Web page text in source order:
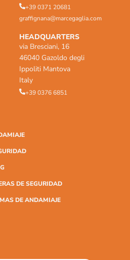
+39 0371 20681
graffignana@marcegaglia.com
HEADQUARTERS
via Bresciani, 16
46040 Gazoldo degli
Ippoliti Mantova
Italy
+39 0376 6851
DE SEGURIDAD
DE ANDAMIAJE